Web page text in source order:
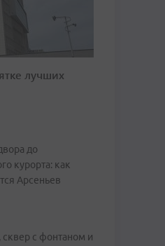
лучших
до
курорта: как
Арсеньев
с фонтаном и